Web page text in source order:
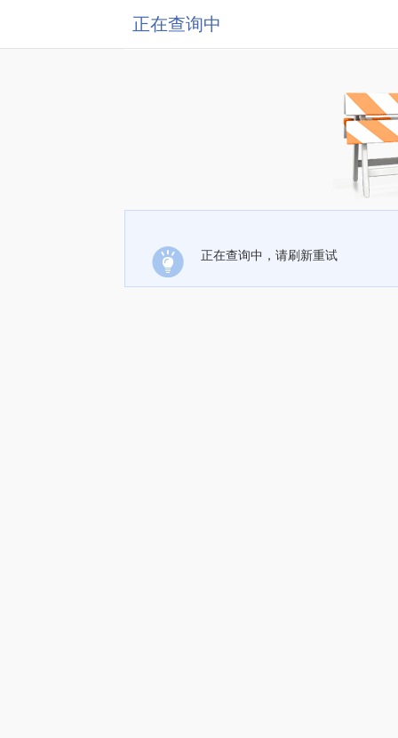
正在查询中
正在查询中，请刷新重试